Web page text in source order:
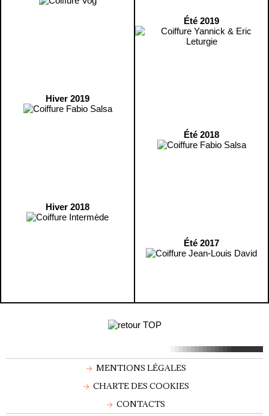
Hiver 2019
Hiver 2018
Été 2019
Été 2018
Été 2017
MENTIONS LÉGALES
CHARTE DES COOKIES
CONTACTS